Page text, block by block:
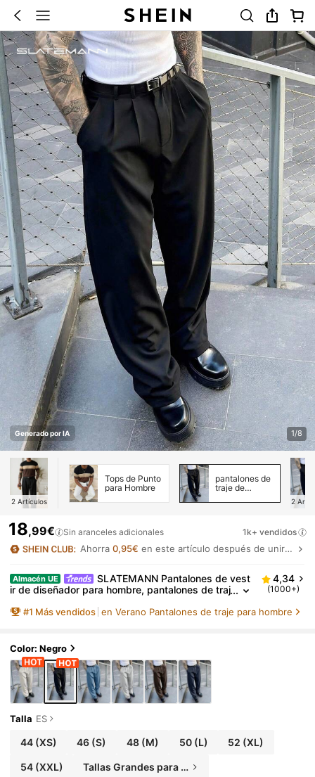
Generado por IA 1/8
2 Artículos
Tops de Punto
para Hombre
pantalones de
traje de
2
18,99€ Sin aranceles adicionales 1k+ vendidos
Ahorra 0,95€ en este artículo después de unirte.
Almacén UE
SLATEMANN Pantalones de vest
ir de diseñador para hombre, pantalones de traj
de caída elegante, para ceremonia
4,34
(1000+)
#1 Más vendidos en Verano Pantalones de traje para hombre
Color: Negro
Talla ES
44(XS) 46 (S) 48(M) 50(L) 52 (XL)
54(XXL) Tallas Grandes para Hombre